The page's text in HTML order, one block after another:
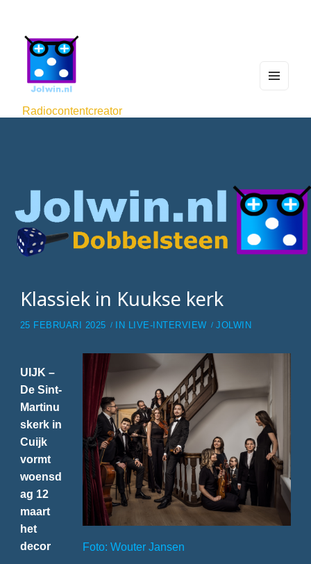
Radiocontentcreator
WIDG
Klassiek in Kuukse kerk
25 FEBRUARI 2025 IN LIVE-INTERVIEW JOLWIN
Foto: Wouter Jansen
UIJK –
De Sint-
Martinu
skerk in
Cuijk
vormt
woensd
ag 12
maart
het
decor